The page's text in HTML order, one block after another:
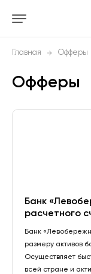
Главная Офферы
Офферы
Банк
расчетного
Банк
размеру активов
Осуществляет
всей стране и